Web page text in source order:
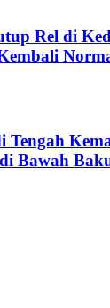
Rel di
Tengah
Bawah